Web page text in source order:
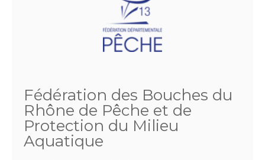
Fédération des Bouches du
Rhône de Pêche et de
Protection du Milieu
Aquatique